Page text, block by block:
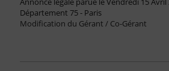
Département 75 - Paris
Modification du Gérant / Co-Gérant